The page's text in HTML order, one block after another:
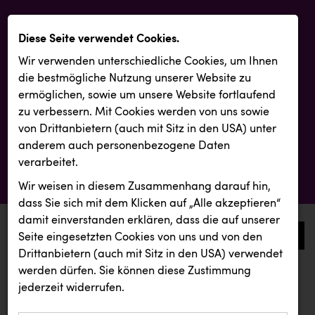
0
aktuelle aussendungen
aktuelle aussendungen
Diese Seite verwendet Cookies.
Wir verwenden unterschiedliche Cookies, um Ihnen
die best­mögliche Nutzung unserer Website zu
ermöglichen, sowie um unsere Website fortlaufend
zu verbessern. Mit Cookies werden von uns sowie
von Drittanbietern (auch mit Sitz in den USA) unter
anderem auch personenbezogene Daten
verarbeitet.
Wir weisen in diesem Zusammenhang darauf hin,
dass Sie sich mit dem Klicken auf „Alle akzeptieren“
damit ein­ver­standen erklären, dass die auf unserer
Seite eingesetzten Cookies von uns und von den
Drittanbietern (auch mit Sitz in den USA) verwendet
werden dürfen. Sie können diese Zustimmung
jederzeit widerrufen.